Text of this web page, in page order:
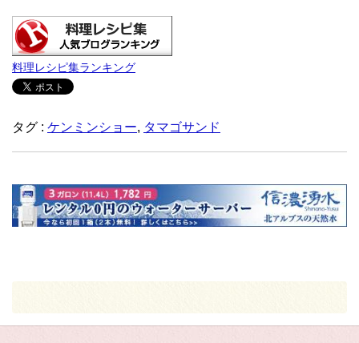
料理レシピ集ランキング
タグ : ケンミンショー, タマゴサンド